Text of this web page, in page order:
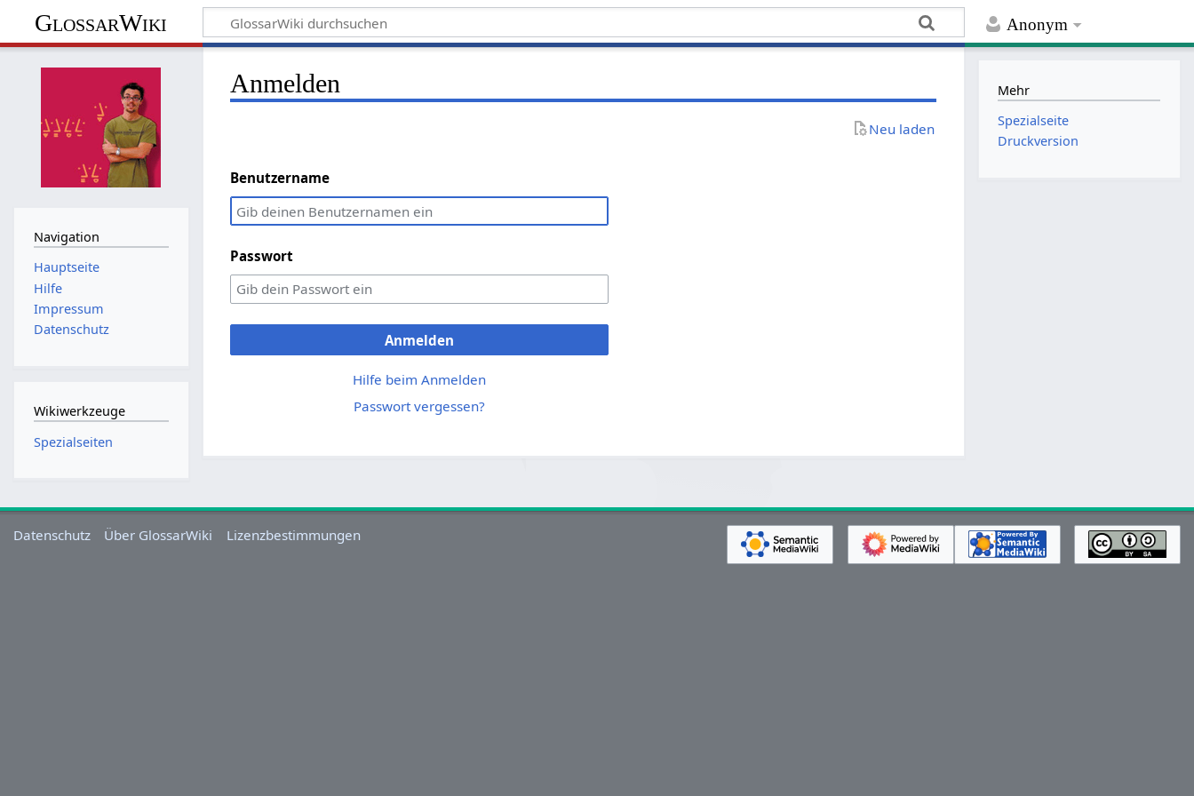
Anonym
GlossarWiki
Anmelden
Neu laden
Benutzername
Passwort
Anmelden
Hilfe beim Anmelden
Passwort vergessen?
Navigation
Hauptseite
Hilfe
Impressum
Datenschutz
Wikiwerkzeuge
Spezialseiten
Mehr
Spezialseite
Druckversion
Datenschutz Über GlossarWiki Lizenzbestimmungen